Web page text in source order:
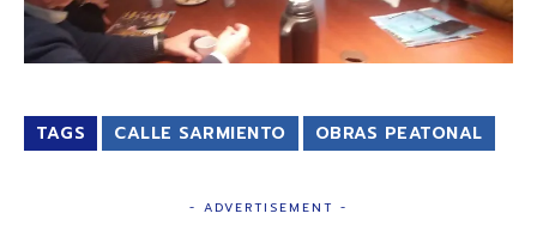
TAGS CALLE SARMIENTO OBRAS PEATONAL
- ADVERTISEMENT -